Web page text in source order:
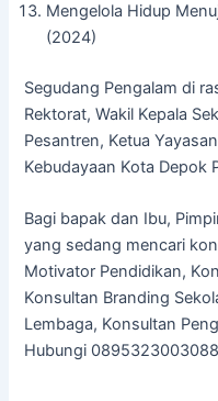
⁠Mengelola Hidup
(2024)
Segudang Pengalam di
Rektorat, Wakil Kepala
Pesantren, Ketua
Kebudayaan Kota Depok
Bagi bapak dan Ibu,
yang sedang mencari
Motivator Pendidikan,
Konsultan Branding
Lembaga, Konsultan
Hubungi 0895323003088